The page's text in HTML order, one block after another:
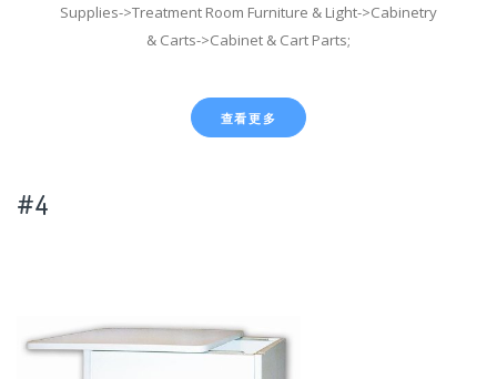
Supplies->Treatment Room Furniture & Light->Cabinetry
& Carts->Cabinet & Cart Parts;
查看更多
#4